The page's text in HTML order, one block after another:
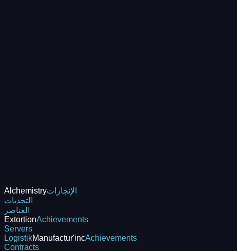
Alchemistryالإنجازات
التحديات
العناصر
ExtortionAchievements
Servers
LogistikManufactur'incAchievements
Contracts